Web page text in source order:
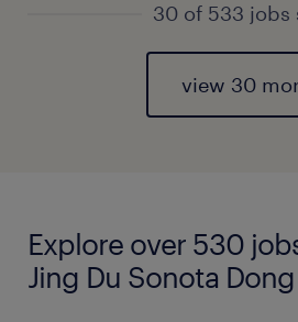
30 of 533 jobs
view 30
Explore over 530
Jing Du Sonota